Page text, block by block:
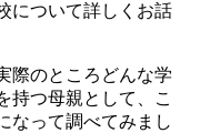
について詳しくお話
際のところどんな学
持つ母親として、こ
なって調べてみまし